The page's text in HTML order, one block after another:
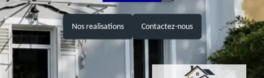
Nos realisations Contactez-nous